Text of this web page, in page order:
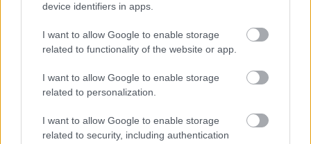
device identifiers in apps.
I want to allow Google to enable storage
related to functionality of the website or app.
I want to allow Google to enable storage
related to personalization.
I want to allow Google to enable storage
related to security, including authentication
NÉPSZERŰ